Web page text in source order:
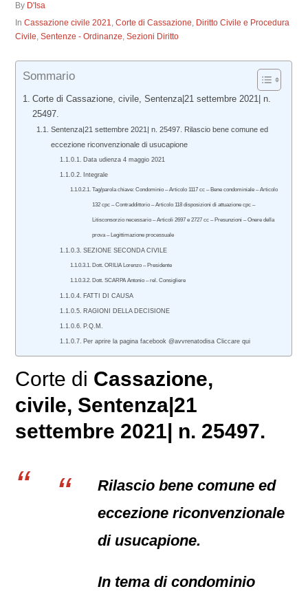
By D'Isa
InCassazione civile 2021,Corte di Cassazione, Diritto Civile e Procedura
Civile,Sentenze - Ordinanze,Sezioni Diritto
Sommario
Corte di Cassazione, civile, Sentenza|21 settembre 2021| n.
25497.
Sentenza|21 settembre 2021| n. 25497. Rilascio bene comune ed
eccezione riconvenzionale di usucapione
Data udienza 4 maggio 2021
Integrale
Tag/parola chiave: Condominio – Articolo 1117 cc – Bene condominiale – Articolo
132 cpc – Contraddittorio – Articolo 118 disposizioni di attuazione cpc –
Litisconsorzio necessario – Articoli 2697 e 2727 cc – Presunzioni – Onere della
prova – Legittimazione processuale
SEZIONE SECONDA CIVILE
Dott. ORILIA Lorenzo – Presidente
Dott. SCARPA Antonio – rel. Consigliere
FATTI DI CAUSA
RAGIONI DELLA DECISIONE
P.Q.M.
Per aprire la pagina facebook @avvrenatodisa Cliccare qui
Corte di Cassazione,
civile, Sentenza|21
settembre 2021| n. 25497.
Rilascio bene comune ed
eccezione riconvenzionale
di usucapione.
In tema di condominio